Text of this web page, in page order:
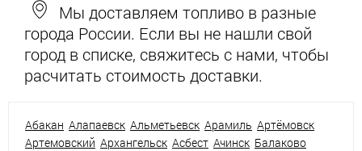
Мы доставляем топливо в разные
города России. Если вы не нашли свой
город в списке, свяжитесь с нами, чтобы
расчитать стоимость доставки.
Абакан Алапаевск Альметьевск Арамиль Артёмовск
Артемовский Архангельск Асбест Ачинск Балаково